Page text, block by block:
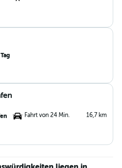
Fahrt von 24 Min. 16,7 km